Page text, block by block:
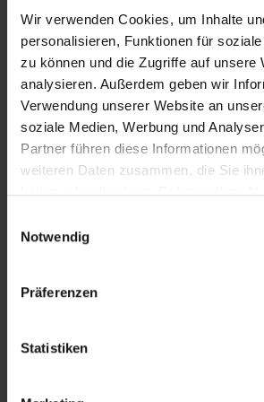
Wir verwenden Cookies, um Inhalte
personalisieren, Funktionen für
zu können und die Zugriffe auf unsere
analysieren. Außerdem geben wir
Verwendung unserer Website an
soziale Medien, Werbung und
Partner führen diese Informationen
weiteren Daten zusammen, die Sie
haben oder die sie im Rahmen Ihrer
Notwendig
Präferenzen
Statistiken
E-Mailtickets@tipi-am-
Alternativ können Sie auch die
BAR JEDER VERNUNFT in
nutzen.
Auf Google Maps anzeigen
Montag bis Freitag 12 - 18.30 Uhr
Montag bis Samstag ab 18.30 Uhr